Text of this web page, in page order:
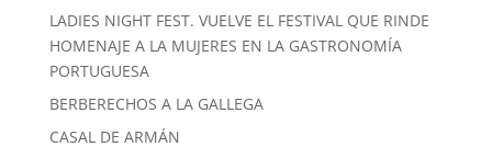
LADIES NIGHT FEST. VUELVE EL FESTIVAL QUE RINDE
HOMENAJE A LA MUJERES EN LA GASTRONOMÍA
PORTUGUESA
BERBERECHOS A LA GALLEGA
CASAL DE ARMÁN